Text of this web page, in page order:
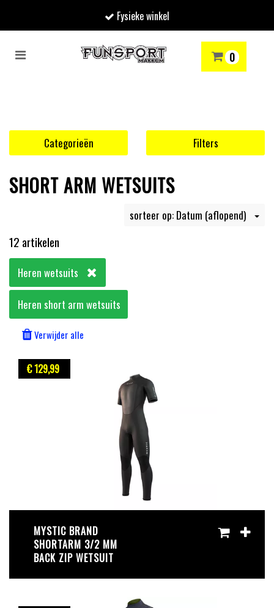
Fysieke winkel
Toggle
0
Uw winkelwagen is leeg.
SKIËN WINTERSPORTSHOP
Categorieën Filters
SHORT ARM WETSUITS
sorteer op: Datum (aflopend)
12 artikelen
Heren wetsuits
Heren short arm wetsuits
Verwijder alle
€ 129,99
MYSTIC BRAND
SHORTARM 3/2 MM
BACK ZIP WETSUIT